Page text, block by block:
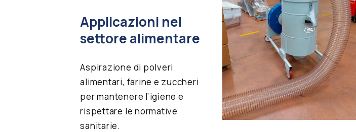
Applicazioni nel
settore alimentare
Aspirazione di polveri
alimentari, farine e zuccheri
per mantenere l’igiene e
rispettare le normative
sanitarie.